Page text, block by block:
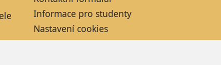
Informace pro studenty
Nastavení cookies